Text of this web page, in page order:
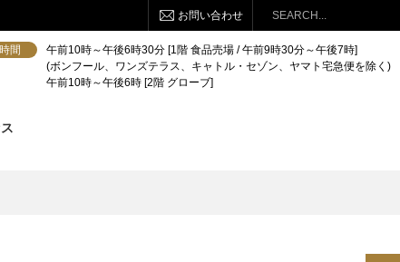
お問い合わせ 検索
間
午前10時～午後6時30分 [1階 食品売場 / 午前9時30分～午後7時]
(ボンフール、ワンズテラス、キャトル・セゾン、ヤマト宅急便を除く)
午前10時～午後6時 [2階 グローブ]